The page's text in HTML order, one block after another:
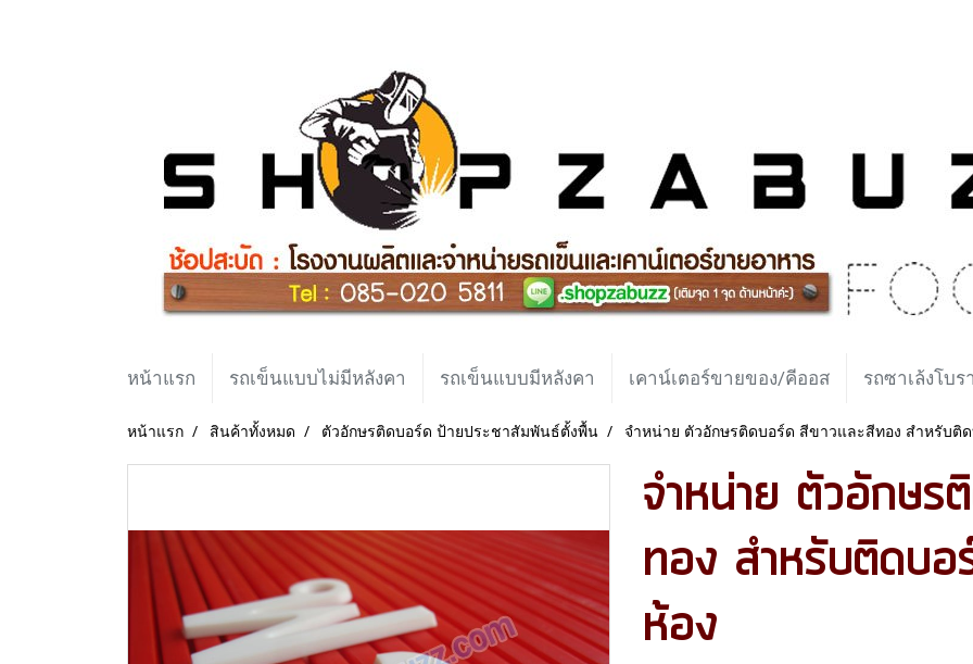
หน้าแรก รถเข็นแบบไม่มีหลังคา รถเข็นแบบมีหลังคา เคาน์เตอร์ขายของ/คีออส รถซาเล้งโบ
หน้าแรก สินค้าทั้งหมด ตัวอักษรติดบอร์ด ป้ายประชาสัมพันธ์ตั้งพื้น จำหน่าย ตัวอักษรติดบอร์ด สีขาวและสีทอง สำหรับติ
จำหน่าย ตัวอักษร
ทอง สำหรับติดบอ
ห้อง